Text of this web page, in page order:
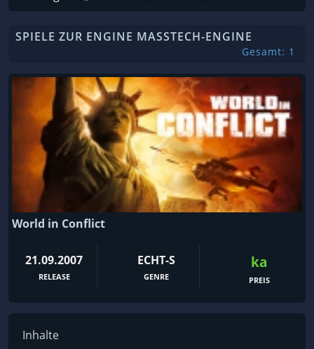
SPIELE ZUR ENGINE MASSTECH-ENGINE
Gesamt: 1
World in Conflict
21.09.2007
RELEASE
ECHT-S
GENRE
ka
PREIS
Inhalte